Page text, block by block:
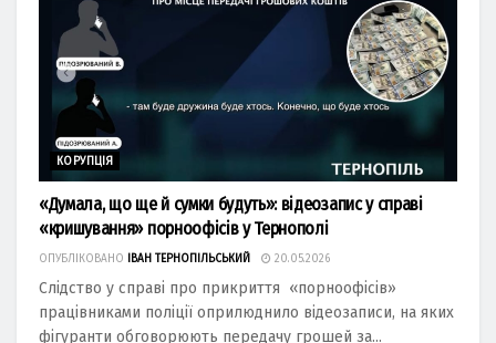
КОРУПЦІЯ
«Думала, що ще й сумки будуть»: відеозапис у справі
«кришування» порноофісів у Тернополі
ОПУБЛІКОВАНО ІВАН ТЕРНОПІЛЬСЬКИЙ 20.05.2026
Слідство у справі про прикриття «порноофісів»
працівниками поліції оприлюднило відеозаписи, на яких
фігуранти обговорюють передачу грошей за...